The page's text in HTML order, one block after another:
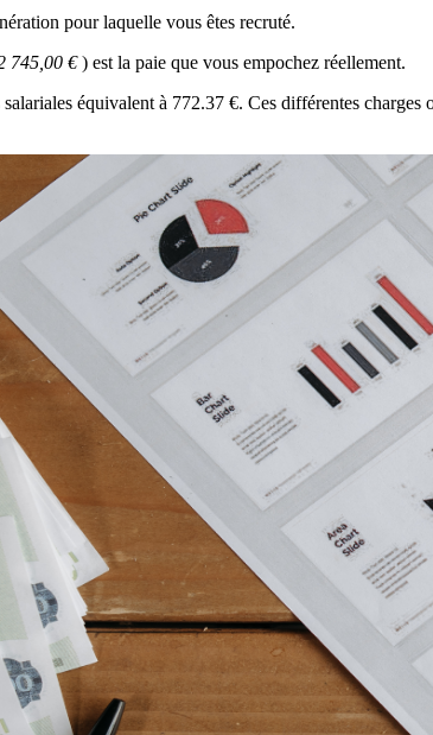
pour laquelle vous êtes recruté.
745,00 €) est la paie que vous empochez réellement.
équivalent à 772.37 €. Ces différentes